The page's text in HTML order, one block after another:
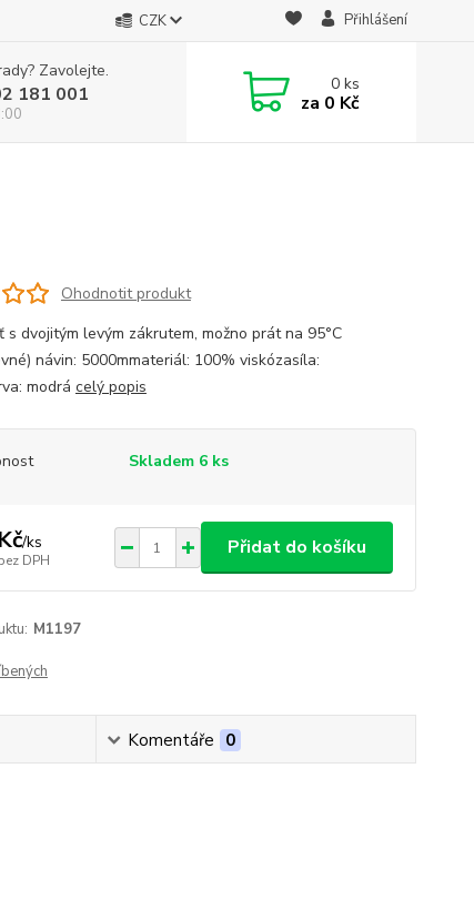
CZK Přihlášení
Zavolejte.
181 001 0ks
za 0 Kč
Ohodnotit produkt
s dvojitým levým zákrutem, možno prát na 95°C
návin: 5000mmateriál: 100% viskózasíla:
modrá celý popis
Skladem 6 ks
/ks
DPH
Přidat do košíku
M1197
Komentáře 0